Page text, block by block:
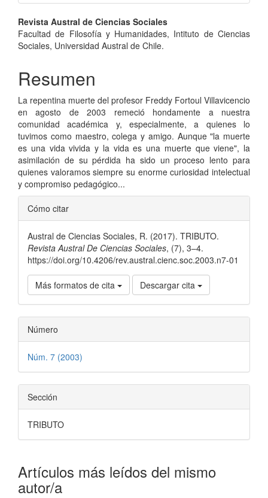
Contenido
principal
artículo
Revista Austral de Ciencias Sociales
Facultad de Filosofía y Humanidades, Intituto de Ciencias
Sociales, Universidad Austral de Chile.
Resumen
La repentina muerte del profesor Freddy Fortoul Villavicencio
en agosto de 2003 remeció hondamente a nuestra
comunidad académica y, especialmente, a quienes lo
tuvimos como maestro, colega y amigo. Aunque "la muerte
es una vida vivida y la vida es una muerte que viene", la
asimilación de su pérdida ha sido un proceso lento para
quienes valoramos siempre su enorme curiosidad intelectual
y compromiso pedagógico...
Detalles
del
artículo
Cómo citar
Austral de Ciencias Sociales, R. (2017). TRIBUTO.
Revista Austral De Ciencias Sociales, (7), 3–4.
https://doi.org/10.4206/rev.austral.cienc.soc.2003.n7-01
Más formatos de cita Descargar cita
Número
Núm. 7 (2003)
Sección
TRIBUTO
Artículos más leídos del mismo
autor/a